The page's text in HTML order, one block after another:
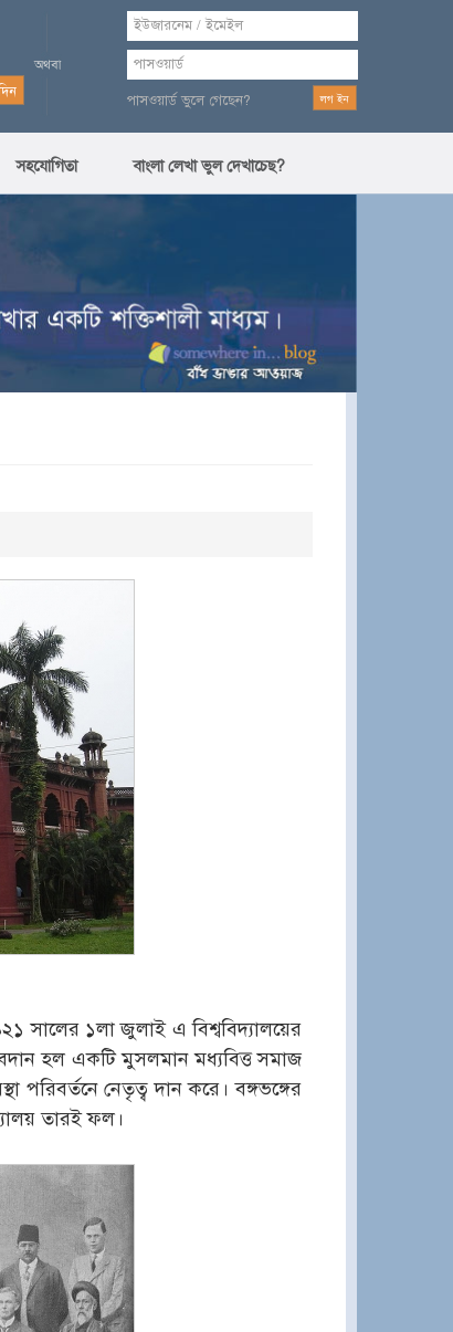
পাসওয়ার্ড ভুলে গেছেন?
সহযোগিতা বাংলা লেখা ভুল দেখাচেছ?
সালের ১লা জুলাই এ বিশ্ববিদ্যালয়ের
হল একটি মুসলমান মধ্যবিত্ত সমাজ
পরিবর্তনে নেতৃত্ব দান করে। বঙ্গভঙ্গের
তারই ফল।